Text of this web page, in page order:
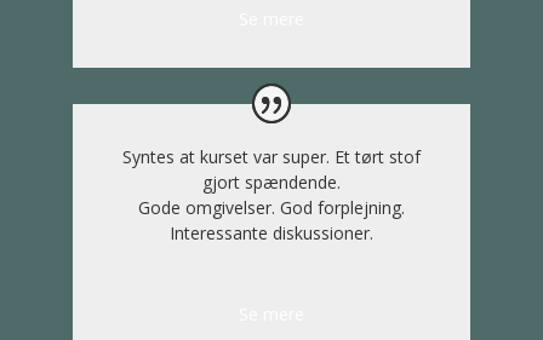
Syntes at kurset var super. Et tørt stof
gjort spændende.
Gode omgivelser. God forplejning.
Interessante diskussioner.